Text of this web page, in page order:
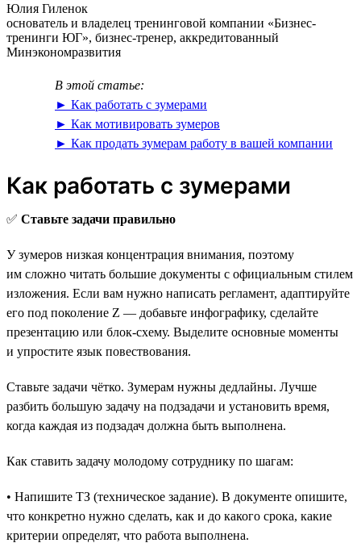
Юлия Гиленок
основатель и владелец тренинговой компании «Бизнес-
тренинги ЮГ», бизнес-тренер, аккредитованный
Минэкономразвития
В этой статье:
► Как работать с зумерами
► Как мотивировать зумеров
► Как продать зумерам работу в вашей компании
Как работать с зумерами
✅ Ставьте задачи правильно
У зумеров низкая концентрация внимания, поэтому
им сложно читать большие документы с официальным стилем
изложения. Если вам нужно написать регламент, адаптируйте
его под поколение Z — добавьте инфографику, сделайте
презентацию или блок-схему. Выделите основные моменты
и упростите язык повествования.
Ставьте задачи чётко. Зумерам нужны дедлайны. Лучше
разбить большую задачу на подзадачи и установить время,
когда каждая из подзадач должна быть выполнена.
Как ставить задачу молодому сотруднику по шагам:
• Напишите ТЗ (техническое задание). В документе опишите,
что конкретно нужно сделать, как и до какого срока, какие
критерии определят, что работа выполнена.